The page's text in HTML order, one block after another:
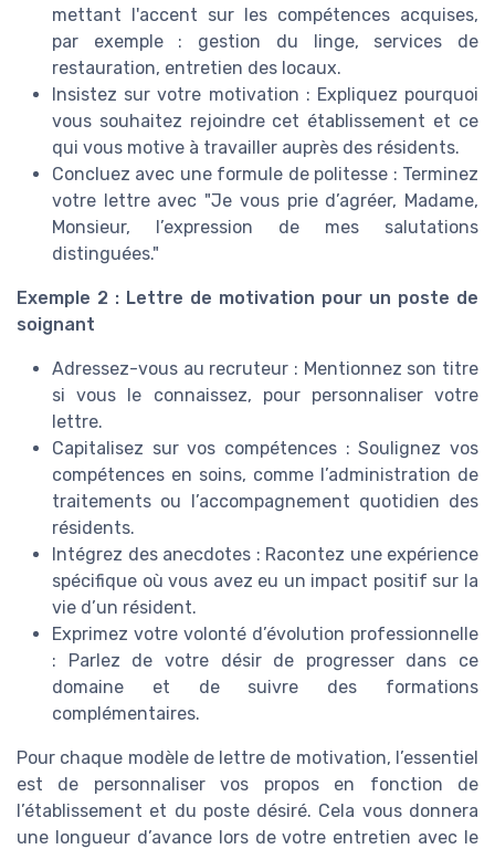
mettant l'accent sur les compétences acquises,
par exemple : gestion du linge, services de
restauration, entretien des locaux.
Insistez sur votre motivation : Expliquez pourquoi
vous souhaitez rejoindre cet établissement et ce
qui vous motive à travailler auprès des résidents.
Concluez avec une formule de politesse : Terminez
votre lettre avec "Je vous prie d’agréer, Madame,
Monsieur, l’expression de mes salutations
distinguées."
Exemple 2 : Lettre de motivation pour un poste de
soignant
Adressez-vous au recruteur : Mentionnez son titre
si vous le connaissez, pour personnaliser votre
lettre.
Capitalisez sur vos compétences : Soulignez vos
compétences en soins, comme l’administration de
traitements ou l’accompagnement quotidien des
résidents.
Intégrez des anecdotes : Racontez une expérience
spécifique où vous avez eu un impact positif sur la
vie d’un résident.
Exprimez votre volonté d’évolution professionnelle
: Parlez de votre désir de progresser dans ce
domaine et de suivre des formations
complémentaires.
Pour chaque modèle de lettre de motivation, l’essentiel
est de personnaliser vos propos en fonction de
l’établissement et du poste désiré. Cela vous donnera
une longueur d’avance lors de votre entretien avec le